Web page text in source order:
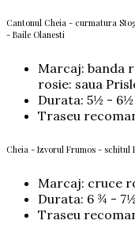
Cantonul Cheia - curmatura
- Baile Olanesti
Marcaj: banda
rosie: saua
Durata: 5½ -
Traseu
Cheia - Izvorul Frumos - schitul
Marcaj: cruce
Durata: 6 ¾ -
Traseu